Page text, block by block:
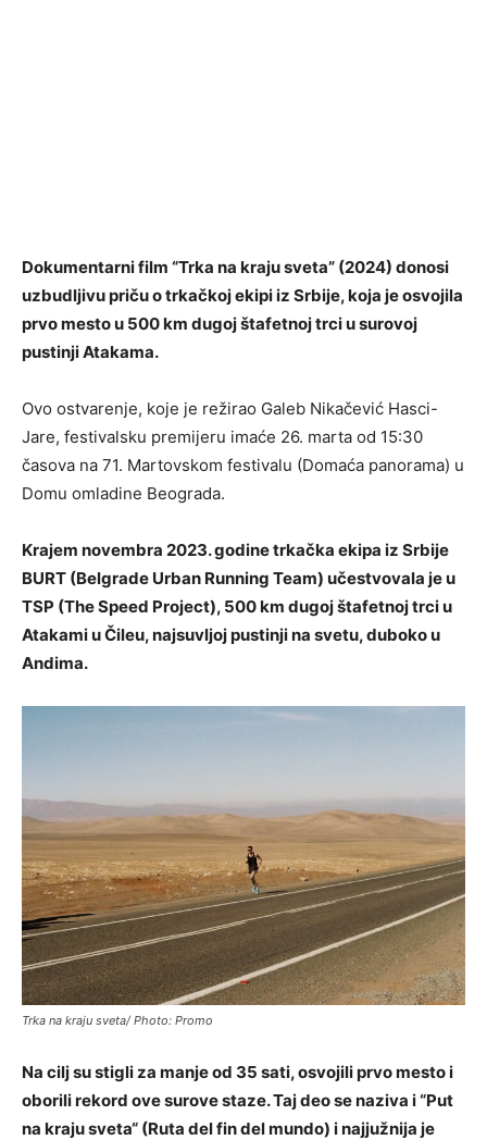
Dokumentarni film “Trka na kraju sveta” (2024) donosi
uzbudljivu priču o trkačkoj ekipi iz Srbije, koja je osvojila
prvo mesto u 500 km dugoj štafetnoj trci u surovoj
pustinji Atakama.
Ovo ostvarenje, koje je režirao Galeb Nikačević Hasci-
Jare, festivalsku premijeru imaće 26. marta od 15:30
časova na 71. Martovskom festivalu (Domaća panorama) u
Domu omladine Beograda.
Krajem novembra 2023. godine trkačka ekipa iz Srbije
BURT (Belgrade Urban Running Team) učestvovala je u
TSP (The Speed Project), 500 km dugoj štafetnoj trci u
Atakami u Čileu, najsuvljoj pustinji na svetu, duboko u
Andima.
Trka na kraju sveta/ Photo: Promo
Na cilj su stigli za manje od 35 sati, osvojili prvo mesto i
oborili rekord ove surove staze. Taj deo se naziva i “Put
na kraju sveta“ (Ruta del fin del mundo) i najjužnija je